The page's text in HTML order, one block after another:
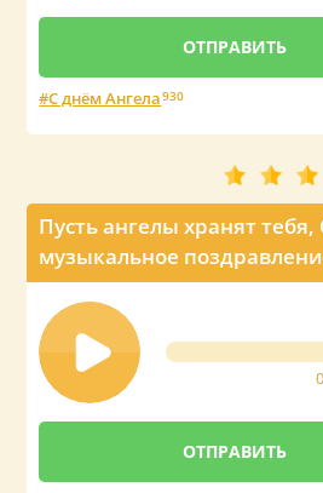
С днём Ангела930
Пусть ангелы хранят тебя,
музыкальное